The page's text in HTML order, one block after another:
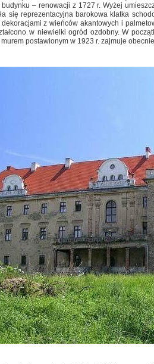
– renowacji z 1727 r. Wyżej
się reprezentacyjna barokowa klatka
z wieńców akantowych i
w niewielki ogród ozdobny. W
postawionym w 1923 r. zajmuje